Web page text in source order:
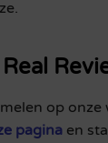
op onze
pagina en